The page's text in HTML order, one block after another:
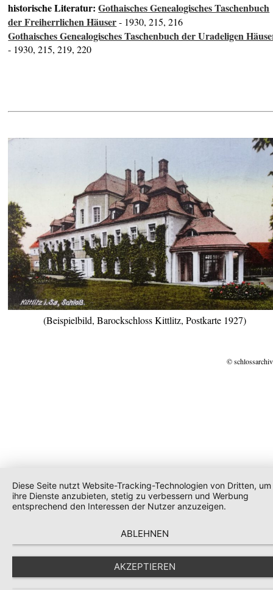
historische Literatur:Gothaisches Genealogisches Taschenbuch
der Freiherrlichen Häuser- 1930, 215, 216
Gothaisches Genealogisches Taschenbuch der Uradeligen
- 1930, 215, 219, 220
(Beispielbild, Barockschloss Kittlitz, Postkarte 1927)
©
Diese Seite nutzt Website-Tracking-Technologien von Dritten, um
ihre Dienste anzubieten, stetig zu verbessern und Werbung
entsprechend den Interessen der Nutzer anzuzeigen.
ABLEHNEN
AKZEPTIEREN